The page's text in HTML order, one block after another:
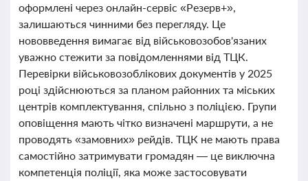
оформлені через онлайн-сервіс «Резерв+»,
залишаються чинними без перегляду. Це
нововведення вимагає від військовозобов'язаних
уважно стежити за повідомленнями від ТЦК.
Перевірки військовозоблікових документів у 2025
році здійснюються за планом районних та міських
центрів комплектування, спільно з поліцією. Групи
оповіщення мають чітко визначені маршрути, а не
проводять «замовних» рейдів. ТЦК не мають права
самостійно затримувати громадян — це виключна
компетенція поліції, яка може застосовувати